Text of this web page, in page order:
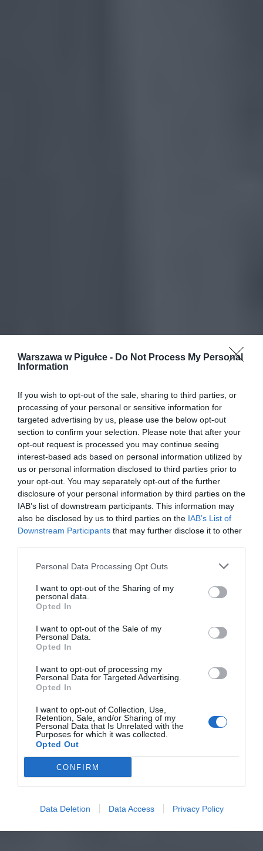
Warszawa w Pigułce - Do Not Process My Personal
Information
If you wish to opt-out of the sale, sharing to third parties, or
processing of your personal or sensitive information for
targeted advertising by us, please use the below opt-out
section to confirm your selection. Please note that after your
opt-out request is processed you may continue seeing
interest-based ads based on personal information utilized by
us or personal information disclosed to third parties prior to
your opt-out. You may separately opt-out of the further
disclosure of your personal information by third parties on the
IAB’s list of downstream participants. This information may
also be disclosed by us to third parties on the IAB’s List of
Downstream Participants that may further disclose it to other
Personal Data Processing Opt Outs
I want to opt-out of the Sharing of my
personal data.
Opted In
I want to opt-out of the Sale of my
Personal Data.
Opted In
I want to opt-out of processing my
Personal Data for Targeted Advertising.
Opted In
I want to opt-out of Collection, Use,
Retention, Sale, and/or Sharing of my
Personal Data that Is Unrelated with the
Purposes for which it was collected.
Opted Out
CONFIRM
Data Deletion Data Access Privacy Policy